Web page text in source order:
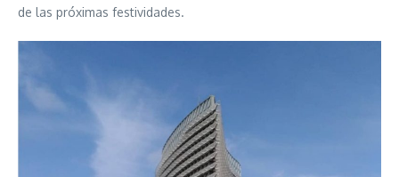
de las próximas festividades.